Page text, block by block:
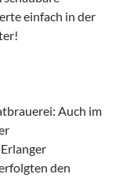
einfach in der
Auch im
den